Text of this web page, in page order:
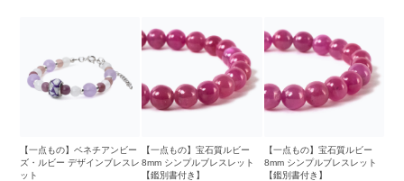
【一点もの】ベネチアンビー
ズ・ルビー デザインブレスレ
ット
【一点もの】宝石質ルビー
8mm シンプルブレスレット
【鑑別書付き】
【一点もの】宝石質ルビー
8mm シンプルブレスレット
【鑑別書付き】